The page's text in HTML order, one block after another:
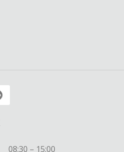
08:30 – 15:00